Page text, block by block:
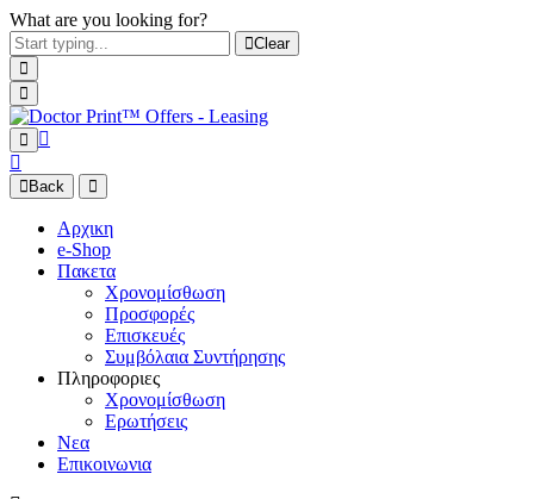
What are you looking for?
Clear
Back
Αρχικη
e-Shop
Πακετα
Χρονομίσθωση
Προσφορές
Επισκευές
Συμβόλαια Συντήρησης
Πληροφοριες
Χρονομίσθωση
Ερωτήσεις
Νεα
Επικοινωνια